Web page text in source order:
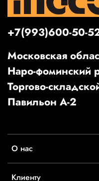
О нас
Клиенту
+7(993)600-50-
Московская
Наро-фоминский
Торгово-
Павильон А-2